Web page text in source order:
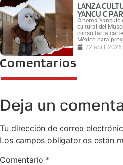
LANZA
YANCUIC
Cinema Yancuic
cultural del
consultar la
México para
22 abril, 2026
Comentarios
Deja un
Tu dirección de correo
Los campos obligatorios están
Comentario *